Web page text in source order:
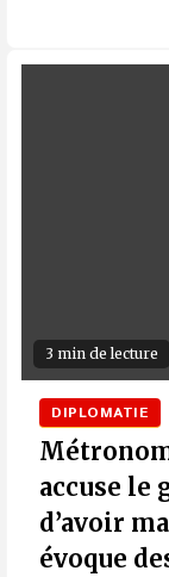
3 min de lecture
DIPLOMATIE
accuse le
d’avoir
évoque